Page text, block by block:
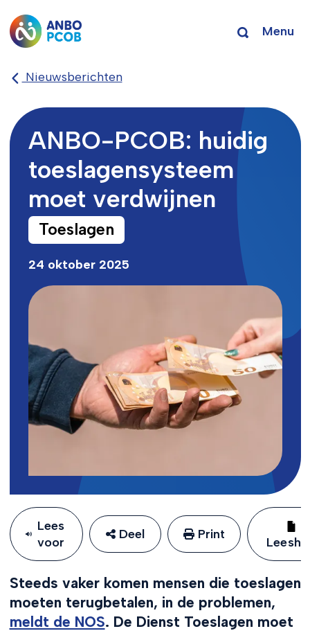
Menu
Nieuwsberichten
ANBO-PCOB: huidig
toeslagensysteem
moet verdwijnen
Toeslagen
24 oktober 2025
Lees
voor
Deel Print
Steeds vaker komen mensen die toeslagen
moeten terugbetalen, in de problemen,
meldt de NOS. De Dienst Toeslagen moet